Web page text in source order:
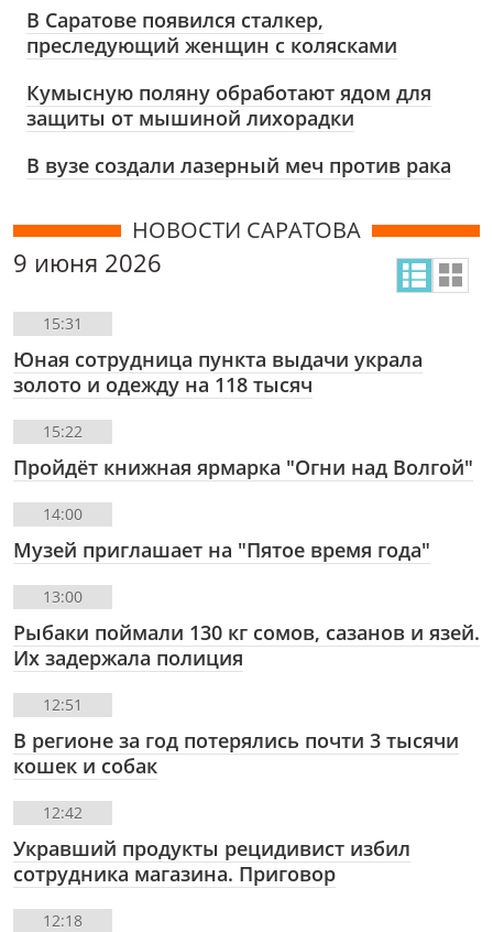
В Саратове появился сталкер,
преследующий женщин с колясками
Кумысную поляну обработают ядом для
защиты от мышиной лихорадки
В вузе создали лазерный меч против рака
НОВОСТИ САРАТОВА
9 июня 2026
15:31
Юная сотрудница пункта выдачи украла
золото и одежду на 118 тысяч
15:22
Пройдёт книжная ярмарка "Огни над Волгой"
14:00
Музей приглашает на "Пятое время года"
13:00
Рыбаки поймали 130 кг сомов, сазанов и язей.
Их задержала полиция
12:51
В регионе за год потерялись почти 3 тысячи
кошек и собак
12:42
Укравший продукты рецидивист избил
сотрудника магазина. Приговор
12:18